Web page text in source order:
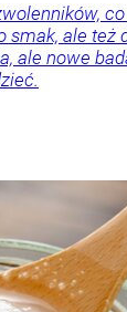
ale też
ale nowe